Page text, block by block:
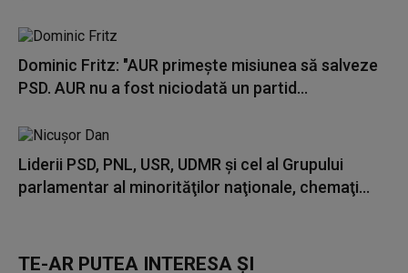
Dominic Fritz: "AUR primește misiunea să salveze
PSD. AUR nu a fost niciodată un partid...
Liderii PSD, PNL, USR, UDMR şi cel al Grupului
parlamentar al minorităţilor naţionale, chemaţi...
TE-AR PUTEA INTERESA ȘI